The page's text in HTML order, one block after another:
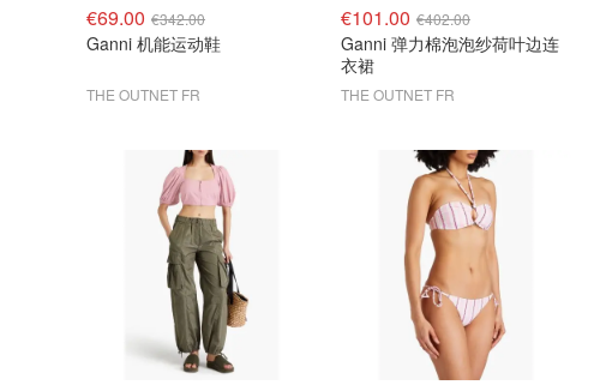
€69.00 €342.00
Ganni 机能运动鞋
THE OUTNET FR
€101.00 €402.00
Ganni 弹力棉泡泡纱荷叶边连
衣裙
THE OUTNET FR